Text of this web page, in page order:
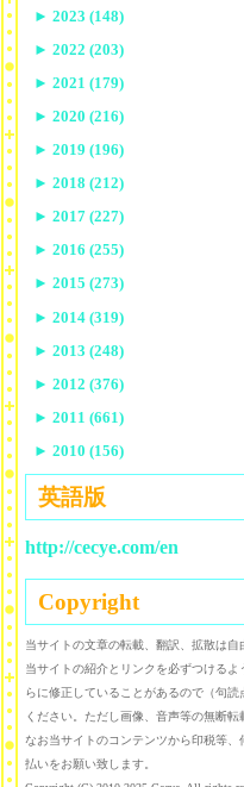
► 2023 (148)
► 2022 (203)
► 2021 (179)
► 2020 (216)
► 2019 (196)
► 2018 (212)
► 2017 (227)
► 2016 (255)
► 2015 (273)
► 2014 (319)
► 2013 (248)
► 2012 (376)
► 2011 (661)
► 2010 (156)
英語版
http://cecye.com/en
Copyright
当サイトの文章の転載、翻訳、拡散は
当サイトの紹介とリンクを必ずつける
らに修正していることがあるので（句
ください。ただし画像、音声等の無断転
なお当サイトのコンテンツから印税等
払いをお願い致します。